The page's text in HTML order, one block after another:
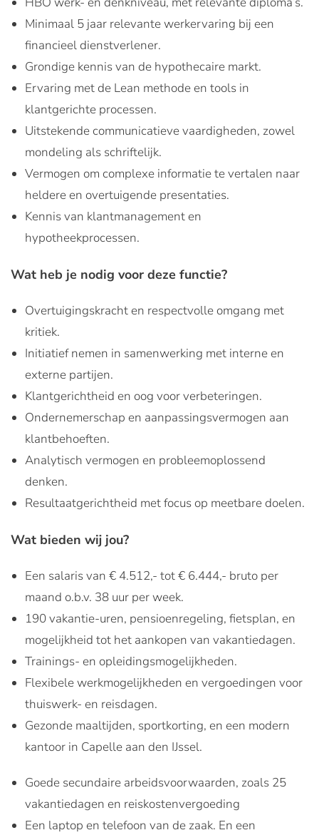
Minimaal 5 jaar relevante werkervaring bij een
financieel dienstverlener.
Grondige kennis van de hypothecaire markt.
Ervaring met de Lean methode en tools in
klantgerichte processen.
Uitstekende communicatieve vaardigheden, zowel
mondeling als schriftelijk.
Vermogen om complexe informatie te vertalen naar
heldere en overtuigende presentaties.
Kennis van klantmanagement en
hypotheekprocessen.
Wat heb je nodig voor deze functie?
Overtuigingskracht en respectvolle omgang met
kritiek.
Initiatief nemen in samenwerking met interne en
externe partijen.
Klantgerichtheid en oog voor verbeteringen.
Ondernemerschap en aanpassingsvermogen aan
klantbehoeften.
Analytisch vermogen en probleemoplossend
denken.
Resultaatgerichtheid met focus op meetbare doelen.
Wat bieden wij jou?
Een salaris van € 4.512,- tot € 6.444,- bruto per
maand o.b.v. 38 uur per week.
190 vakantie-uren, pensioenregeling, fietsplan, en
mogelijkheid tot het aankopen van vakantiedagen.
Trainings- en opleidingsmogelijkheden.
Flexibele werkmogelijkheden en vergoedingen voor
thuiswerk- en reisdagen.
Gezonde maaltijden, sportkorting, en een modern
kantoor in Capelle aan den IJssel.
Goede secundaire arbeidsvoorwaarden, zoals 25
vakantiedagen en reiskostenvergoeding
Een laptop en telefoon van de zaak. En een